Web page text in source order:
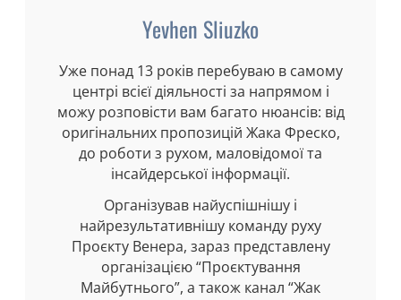
Yevhen Sliuzko
Уже понад 13 років перебуваю в самому
центрі всієї діяльності за напрямом і
можу розповісти вам багато нюансів: від
оригінальних пропозицій Жака Фреско,
до роботи з рухом, маловідомої та
інсайдерської інформації.
Організував найуспішнішу і
найрезультативнішу команду руху
Проєкту Венера, зараз представлену
організацією “Проєктування
Майбутнього”, а також канал “Жак